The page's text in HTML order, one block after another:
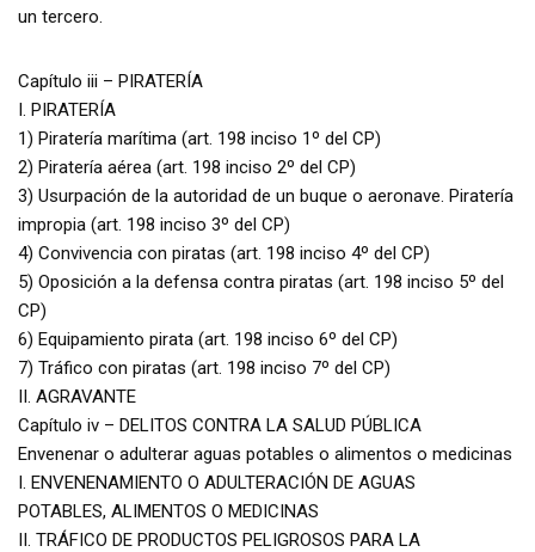
un tercero.
Capítulo iii – PIRATERÍA
I. PIRATERÍA
1) Piratería marítima (art. 198 inciso 1º del CP)
2) Piratería aérea (art. 198 inciso 2º del CP)
3) Usurpación de la autoridad de un buque o aeronave. Piratería
impropia (art. 198 inciso 3º del CP)
4) Convivencia con piratas (art. 198 inciso 4º del CP)
5) Oposición a la defensa contra piratas (art. 198 inciso 5º del
CP)
6) Equipamiento pirata (art. 198 inciso 6º del CP)
7) Tráfico con piratas (art. 198 inciso 7º del CP)
II. AGRAVANTE
Capítulo iv – DELITOS CONTRA LA SALUD PÚBLICA
Envenenar o adulterar aguas potables o alimentos o medicinas
I. ENVENENAMIENTO O ADULTERACIÓN DE AGUAS
POTABLES, ALIMENTOS O MEDICINAS
II. TRÁFICO DE PRODUCTOS PELIGROSOS PARA LA